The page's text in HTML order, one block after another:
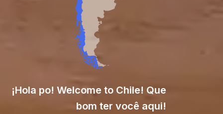
¡Hola po! Welcome to Chile! Que
bom ter você aqui!